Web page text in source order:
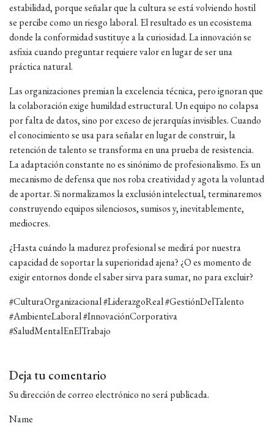
estabilidad, porque señalar que la cultura se está volviendo hostil
se percibe como un riesgo laboral. El resultado es un ecosistema
donde la conformidad sustituye a la curiosidad. La innovación se
asfixia cuando preguntar requiere valor en lugar de ser una
práctica natural.
Las organizaciones premian la excelencia técnica, pero ignoran que
la colaboración exige humildad estructural. Un equipo no colapsa
por falta de datos, sino por exceso de jerarquías invisibles. Cuando
el conocimiento se usa para señalar en lugar de construir, la
retención de talento se transforma en una prueba de resistencia.
La adaptación constante no es sinónimo de profesionalismo. Es un
mecanismo de defensa que nos roba creatividad y agota la voluntad
de aportar. Si normalizamos la exclusión intelectual, terminaremos
construyendo equipos silenciosos, sumisos y, inevitablemente,
mediocres.
¿Hasta cuándo la madurez profesional se medirá por nuestra
capacidad de soportar la superioridad ajena? ¿O es momento de
exigir entornos donde el saber sirva para sumar, no para excluir?
#CulturaOrganizacional #LiderazgoReal #GestiónDelTalento
#AmbienteLaboral #InnovaciónCorporativa
#SaludMentalEnElTrabajo
Deja tu comentario
Su dirección de correo electrónico no será publicada.
Name